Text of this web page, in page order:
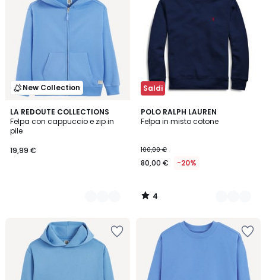
New Collection
LA REDOUTE COLLECTIONS
Felpa con cappuccio e zip in
pile
19,99 €
4
Colori
Saldi
POLO RALPH LAUREN
Felpa in misto cotone
100,00 €
80,00 € -20%
4
/
3
Colori
4
/